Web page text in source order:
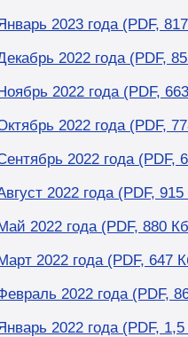
2023 года (PDF,
2022 года (PDF,
2022 года (PDF,
2022 года (PDF,
2022 года (PDF,
2022 года (PDF,
2022 года (PDF, 880
2022 года (PDF, 647
2022 года (PDF,
2022 года (PDF,